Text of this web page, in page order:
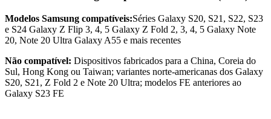
Modelos Samsung compatíveis:Séries Galaxy S20, S21, S22, S23
e S24 Galaxy Z Flip 3, 4, 5 Galaxy Z Fold 2, 3, 4, 5 Galaxy Note
20, Note 20 Ultra Galaxy A55 e mais recentes
Não compatível: Dispositivos fabricados para a China, Coreia do
Sul, Hong Kong ou Taiwan; variantes norte‑americanas dos Galaxy
S20, S21, Z Fold 2 e Note 20 Ultra; modelos FE anteriores ao
Galaxy S23 FE